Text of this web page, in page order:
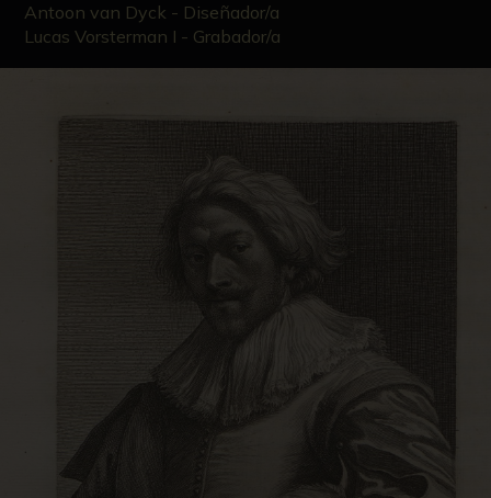
Antoon van Dyck - Diseñador/a
Lucas Vorsterman I - Grabador/a